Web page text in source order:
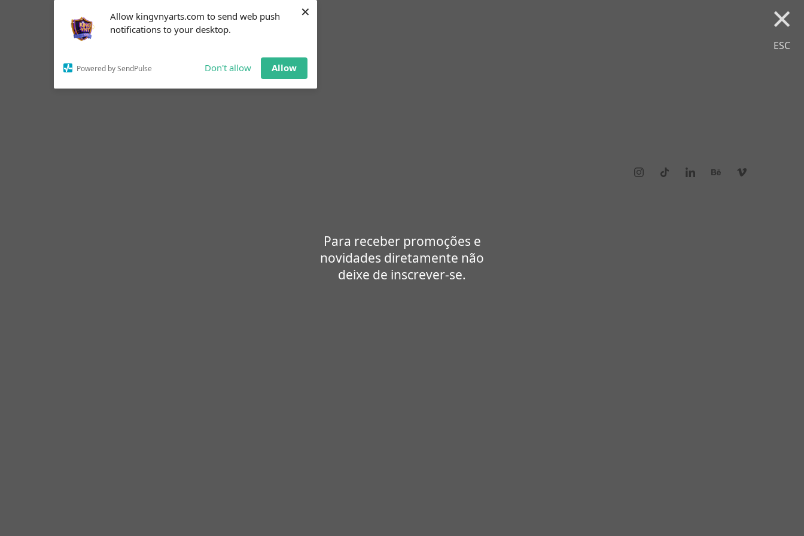
Allow kingvnyarts.com to send web push
notifications to your desktop.
Powered by SendPulse Don't allow Allow
× ×
ESC
Para receber promoções e
novidades diretamente não
deixe de inscrever-se.
notifications!
To enable permission prompts, click